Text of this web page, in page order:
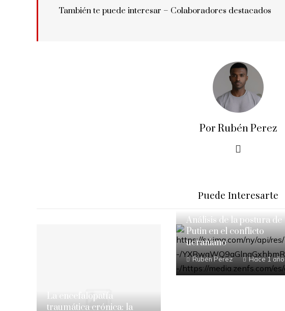
También te puede interesar – Colaboradores destacados
Por Rubén Perez
Puede Interesarte
La encefalopatía
traumática crónica: la
Análisis de la postura de
Putin en el conflicto
ucraniano
Rubén Perez Hace 1 año